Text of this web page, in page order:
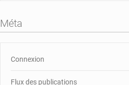
Méta
Connexion
Flux des publications